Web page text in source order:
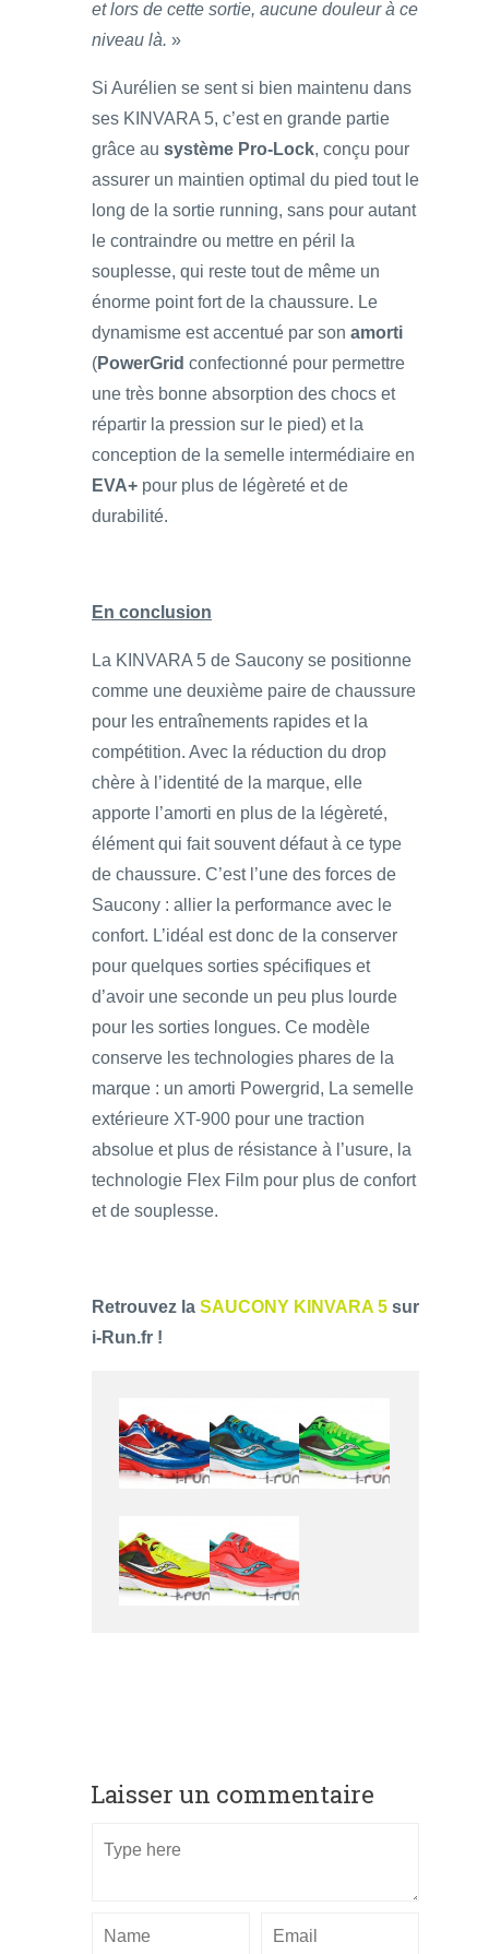
et lors de cette sortie, aucune douleur à ce
niveau là. »
Si Aurélien se sent si bien maintenu dans
ses KINVARA 5, c’est en grande partie
grâce au système Pro-Lock, conçu pour
assurer un maintien optimal du pied tout le
long de la sortie running, sans pour autant
le contraindre ou mettre en péril la
souplesse, qui reste tout de même un
énorme point fort de la chaussure. Le
dynamisme est accentué par son amorti
(PowerGrid confectionné pour permettre
une très bonne absorption des chocs et
répartir la pression sur le pied) et la
conception de la semelle intermédiaire en
EVA+ pour plus de légèreté et de
durabilité.
En conclusion
La KINVARA 5 de Saucony se positionne
comme une deuxième paire de chaussure
pour les entraînements rapides et la
compétition. Avec la réduction du drop
chère à l’identité de la marque, elle
apporte l’amorti en plus de la légèreté,
élément qui fait souvent défaut à ce type
de chaussure. C’est l’une des forces de
Saucony : allier la performance avec le
confort. L’idéal est donc de la conserver
pour quelques sorties spécifiques et
d’avoir une seconde un peu plus lourde
pour les sorties longues. Ce modèle
conserve les technologies phares de la
marque : un amorti Powergrid, La semelle
extérieure XT-900 pour une traction
absolue et plus de résistance à l’usure, la
technologie Flex Film pour plus de confort
et de souplesse.
Retrouvez la SAUCONY KINVARA 5 sur
i-Run.fr !
Laisser un commentaire